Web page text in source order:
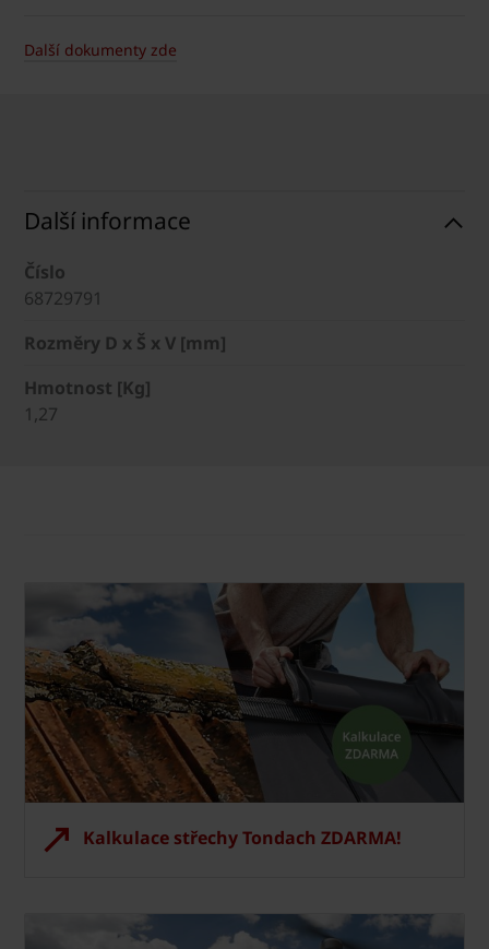
Další dokumenty zde
Další informace
Číslo
68729791
Rozměry D x Š x V [mm]
Hmotnost [Kg]
1,27
Kalkulace střechy Tondach ZDARMA!